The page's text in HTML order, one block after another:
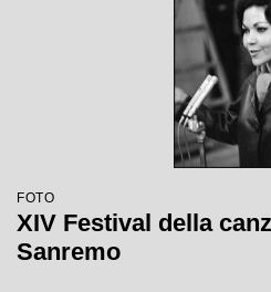
FOTO
XIV Festival della
Sanremo